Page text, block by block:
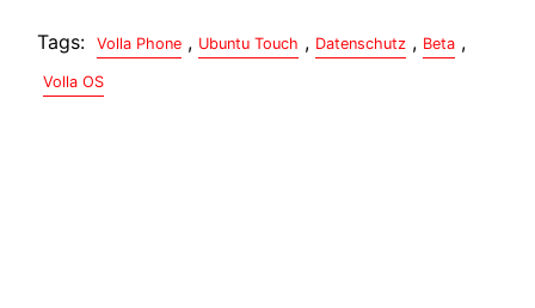
Tags: Volla Phone , Ubuntu Touch , Datenschutz , Beta ,
Volla OS